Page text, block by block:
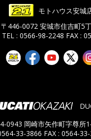
モトハウス安城
〒446-0072 安城市住吉町5
TEL : 0566-98-2248 FAX :
0943 岡崎市矢作町字尊所
33-3866 FAX : 0564-